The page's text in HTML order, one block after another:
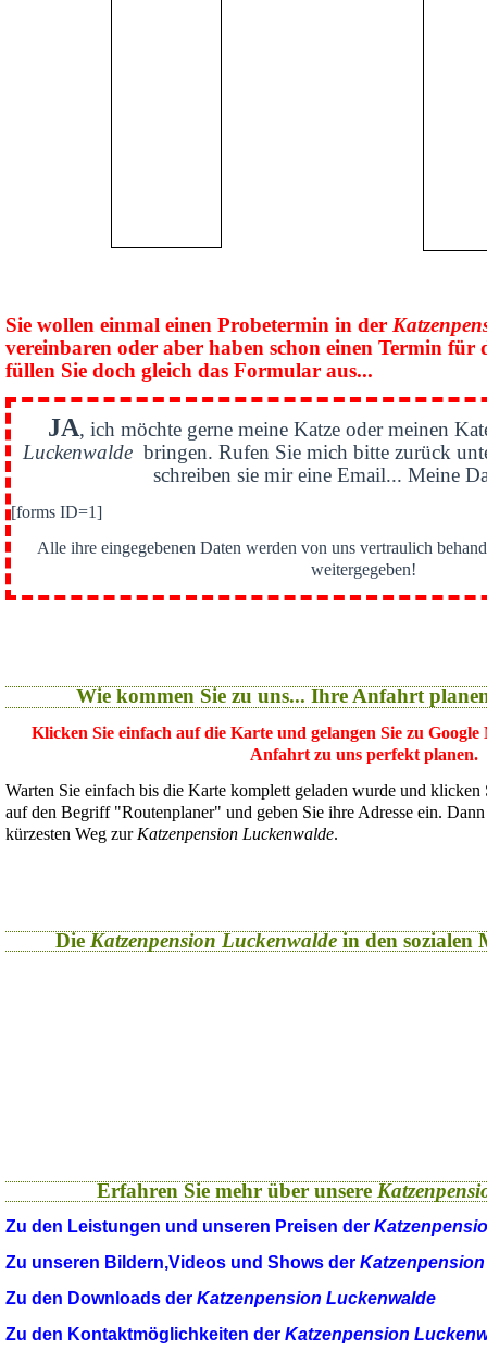
Sie wollen einmal einen Probetermin in der
vereinbaren oder aber haben schon einen Termin für
füllen Sie doch gleich das Formular aus...
JA, ich möchte gerne meine Katze oder meinen
Luckenwaldebringen. Rufen Sie mich bitte zurück
schreiben sie mir eine Email... Meine
[forms ID=1]
Alle ihre eingegebenen Daten werden von uns vertraulich
weitergegeben!
Wie kommen Sie zu uns... Ihre Anfahrt
Klicken Sie einfach auf die Karte und gelangen Sie zu
Anfahrt zu uns perfekt planen.
Warten Sie einfach bis die Karte komplett geladen wurde und
auf den Begriff "Routenplaner" und geben Sie ihre Adresse ein.
kürzesten Weg zur Katzenpension Luckenwalde.
Die Katzenpension Luckenwaldein den sozialen
Erfahren Sie mehr über unsere
Zu den Leistungen und unseren Preisen der
Zu unseren Bildern,Videos und Shows der
Zu den Downloads der Katzenpension Luckenwalde
Zu den Kontaktmöglichkeiten der Katzenpension